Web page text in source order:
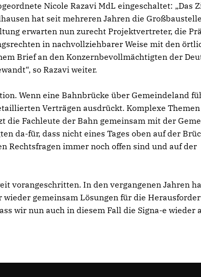
Nicole Razavi MdL eingeschaltet: „Das
hat seit mehreren Jahren die
erwarten nun zurecht Projektvertreter, die
in nachvollziehbarer Weise mit den
Brief an den Konzernbevollmächtigten der
so Razavi weiter.
Wenn eine Bahnbrücke über Gemeindeland
Verträgen ausdrückt. Komplexe
die Fachleute der Bahn gemeinsam mit der
da-für, dass nicht eines Tages oben auf der
Rechtsfragen immer noch offen sind und auf der
vorangeschritten. In den vergangenen Jahren
gemeinsam Lösungen für die
wir nun auch in diesem Fall die Signa-e wieder